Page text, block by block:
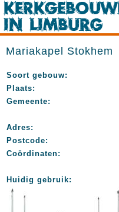
Mariakapel Stokhem
Soort gebouw:
Plaats:
Gemeente:
Adres:
Postcode:
Coördinaten:
Huidig gebruik: